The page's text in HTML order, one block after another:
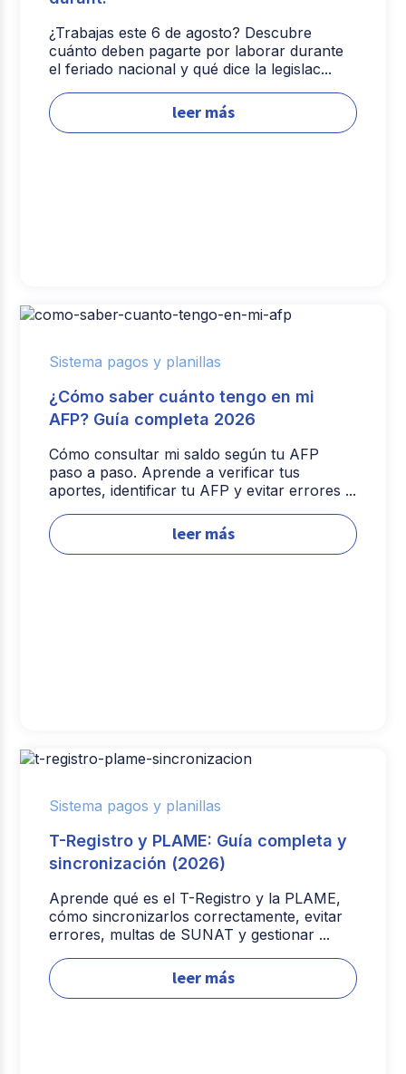
¿Trabajas este 6 de agosto? Descubre
cuánto deben pagarte por laborar durante
el feriado nacional y qué dice la legislac...
leer más
Sistema pagos y planillas
¿Cómo saber cuánto tengo en mi
AFP? Guía completa 2026
Cómo consultar mi saldo según tu AFP
paso a paso. Aprende a verificar tus
aportes, identificar tu AFP y evitar errores ...
leer más
Sistema pagos y planillas
T-Registro y PLAME: Guía completa y
sincronización (2026)
Aprende qué es el T-Registro y la PLAME,
cómo sincronizarlos correctamente, evitar
errores, multas de SUNAT y gestionar ...
leer más